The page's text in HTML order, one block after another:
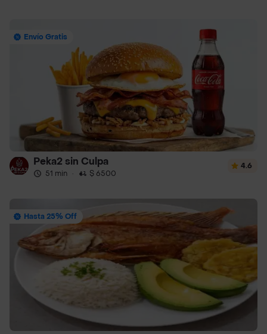
Envío Gratis
Peka2 sin Culpa
51 min · $ 6500
4.6
Hasta 25% Off